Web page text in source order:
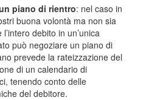
piano di rientro: nel caso in
buona volontà ma non sia
debito in un’unica
può negoziare un piano di
prevede la rateizzazione del
di un calendario di
tenendo conto delle
del debitore.